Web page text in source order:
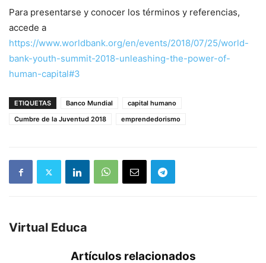
Para presentarse y conocer los términos y referencias,
accede a
https://www.worldbank.org/en/events/2018/07/25/world-
bank-youth-summit-2018-unleashing-the-power-of-
human-capital#3
ETIQUETAS Banco Mundial
capital humano
Cumbre de la Juventud 2018
emprendedorismo
Virtual Educa
Artículos relacionados